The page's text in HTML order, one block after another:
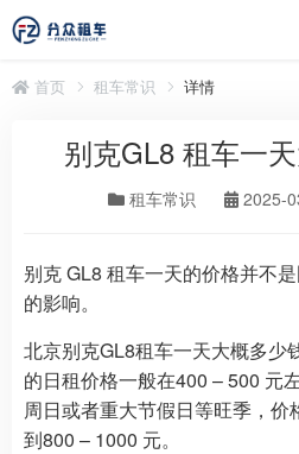
首页 租车常识 详情
别克GL8 租车一
租车常识 2025-
别克 GL8 租车一天的价格并不
的影响。
北京别克GL8租车一天大概多少
的日租价格一般在400 – 500 元
周日或者重大节假日等旺季，价
到800 – 1000 元。